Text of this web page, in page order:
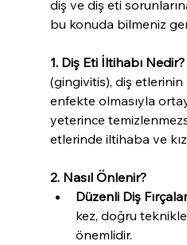
diş ve diş eti
bu konuda bilmeniz
1. Diş Eti İltihabı Nedir?
(gingivitis), diş
enfekte olmasıyla
yeterince
etlerinde iltihaba ve
2. Nasıl Önlenir?
Düzenli Diş
kez, doğru
önemlidir.